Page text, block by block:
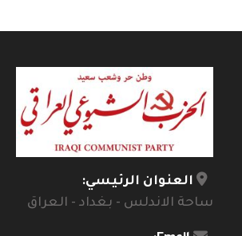
العنوان الرئيسي:
ساحة الاندلس - بغداد - العراق